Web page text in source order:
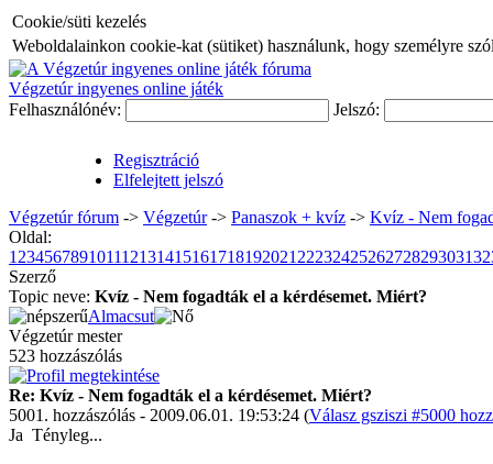
Cookie/süti kezelés
Weboldalainkon cookie-kat (sütiket) használunk, hogy személyre
Végzetúr ingyenes online játék
Felhasználónév:
Jelszó:
Regisztráció
Elfelejtett jelszó
Végzetúr fórum -> Végzetúr-> Panaszok + kvíz -> Kvíz - Nem
Oldal:
1 23456789101112131415161718192021 2223242526272829303132
Szerző
Topic neve: Kvíz - Nem fogadták el a kérdésemet. Miért?
Almacsut
Végzetúr mester
523 hozzászólás
Re: Kvíz - Nem fogadták el a kérdésemet. Miért?
5001. hozzászólás - 2009.06.01. 19:53:24 (Válasz gsziszi #5000
Ja Tényleg...